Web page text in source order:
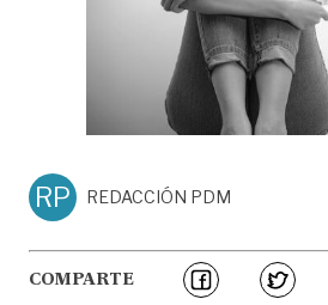
RP REDACCIÓN PDM
COMPARTE